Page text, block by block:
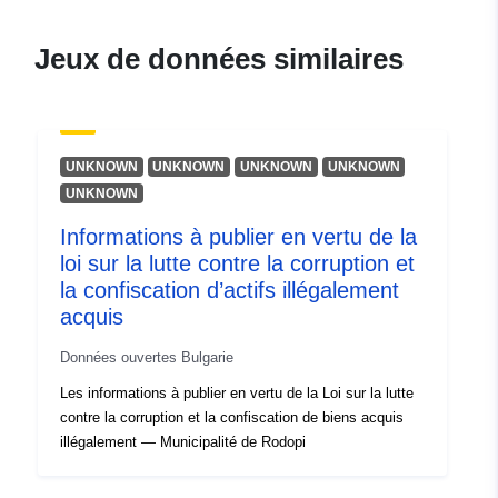
Jeux de données similaires
UNKNOWN UNKNOWN UNKNOWN
UNKNOWN
UNKNOWN
Informations à publier en vertu de la
loi sur la lutte contre la corruption et
la confiscation d’actifs illégalement
acquis
Données ouvertes Bulgarie
Les informations à publier en vertu de la Loi sur la lutte
contre la corruption et la confiscation de biens acquis
illégalement — Municipalité de Rodopi